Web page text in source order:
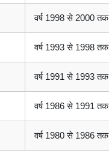
वर्ष 1998 से 2000 तक
वर्ष 1993 से 1998 तक
वर्ष 1991 से 1993 तक
वर्ष 1986 से 1991 तक
वर्ष 1980 से 1986 तक